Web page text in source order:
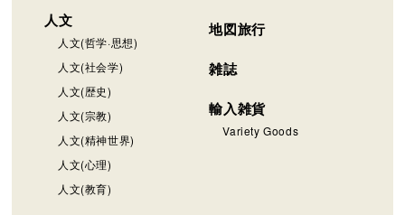
人文
人文(哲学·思想)
人文(社会学)
人文(歴史)
人文(宗教)
人文(精神世界)
人文(心理)
人文(教育)
地図旅行
雑誌
輸入雑貨
Variety Goods